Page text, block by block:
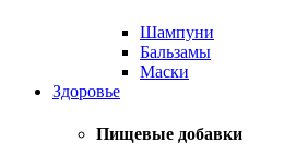
Шампуни
Бальзамы
Маски
Здоровье
Пищевые добавки